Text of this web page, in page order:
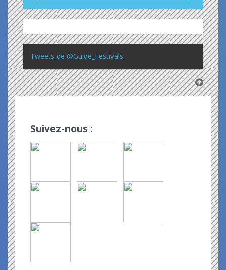
Tweets de @Guide_Festivals
Suivez-nous :